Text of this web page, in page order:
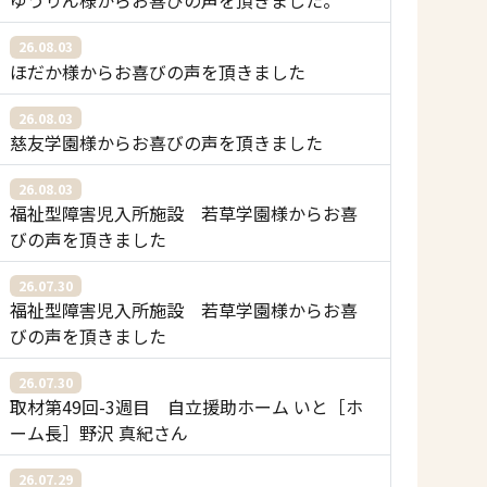
26.08.03
ほだか様からお喜びの声を頂きました
26.08.03
慈友学園様からお喜びの声を頂きました
26.08.03
福祉型障害児入所施設 若草学園様からお喜
びの声を頂きました
26.07.30
福祉型障害児入所施設 若草学園様からお喜
びの声を頂きました
26.07.30
取材第49回-3週目 自立援助ホーム いと［ホ
ーム長］野沢 真紀さん
26.07.29